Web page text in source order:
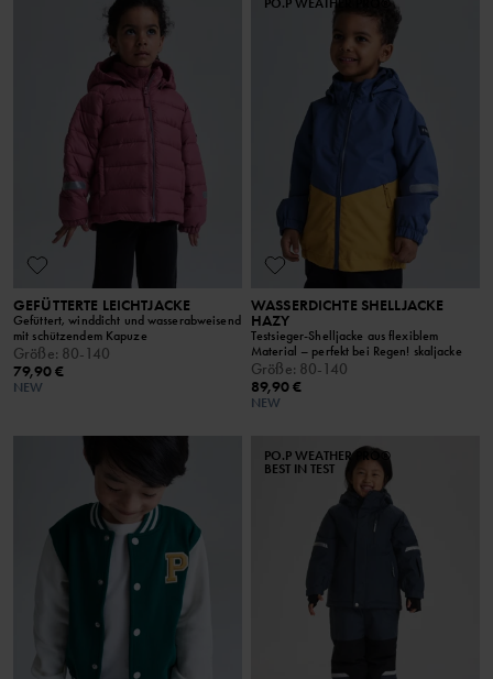
GEFÜTTERTE LEICHTJACKE
Gefüttert, winddicht und wasserabweisend
mit schützendem Kapuze
Größe: 80-140
79,90 €
NEW
WASSERDICHTE SHELLJACKE
HAZY
Testsieger-Shelljacke aus flexiblem
Material – perfekt bei Regen! skaljacke
Größe: 80-140
89,90 €
NEW
PO.P WEATHER PRO®
BEST IN TEST